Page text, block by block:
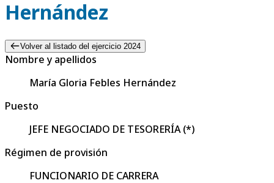
Hernández
Volver al listado del ejercicio 2024
Nombre y apellidos
María Gloria Febles Hernández
Puesto
JEFE NEGOCIADO DE TESORERÍA (*)
Régimen de provisión
FUNCIONARIO DE CARRERA